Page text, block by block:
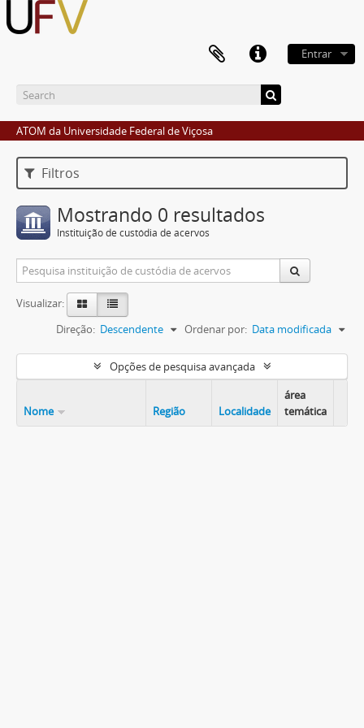
Entrar
ATOM da Universidade Federal de Viçosa
Filtros
Mostrando 0 resultados
Instituição de custódia de acervos
Visualizar:
Ordenar por: Data modificada
Direção: Descendente
Opções de pesquisa avançada
Nome Região Localidade
área
temática